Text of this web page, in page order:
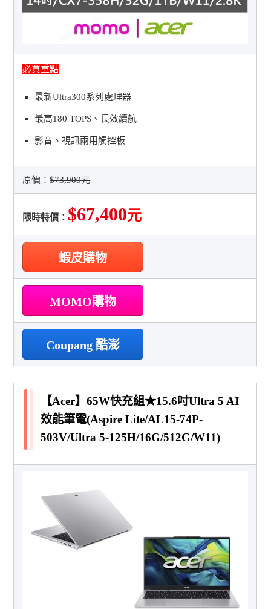
必買重點
最新Ultra300系列處理器
最高180 TOPS、長效續航
影音、視訊兩用觸控板
原價：$73,900元
限時特價： $67,400元
蝦皮購物
MOMO購物
Coupang 酷澎
【Acer】65W快充組★15.6吋Ultra 5 AI
效能筆電(Aspire Lite/AL15-74P-
503V/Ultra 5-125H/16G/512G/W11)